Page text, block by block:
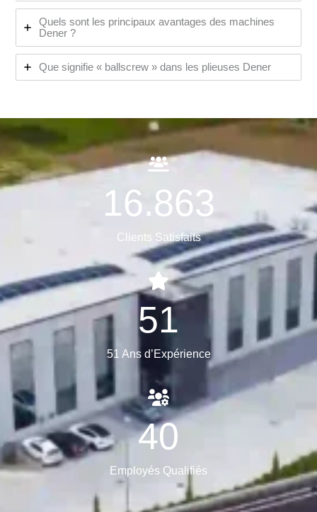
Quels sont les principaux avantages des machines
Dener ?
Que signifie « ballscrew » dans les plieuses Dener
16.863
Clients Satisfaits
51
51 Ans d’Expérience
40
Employés Qualifiés